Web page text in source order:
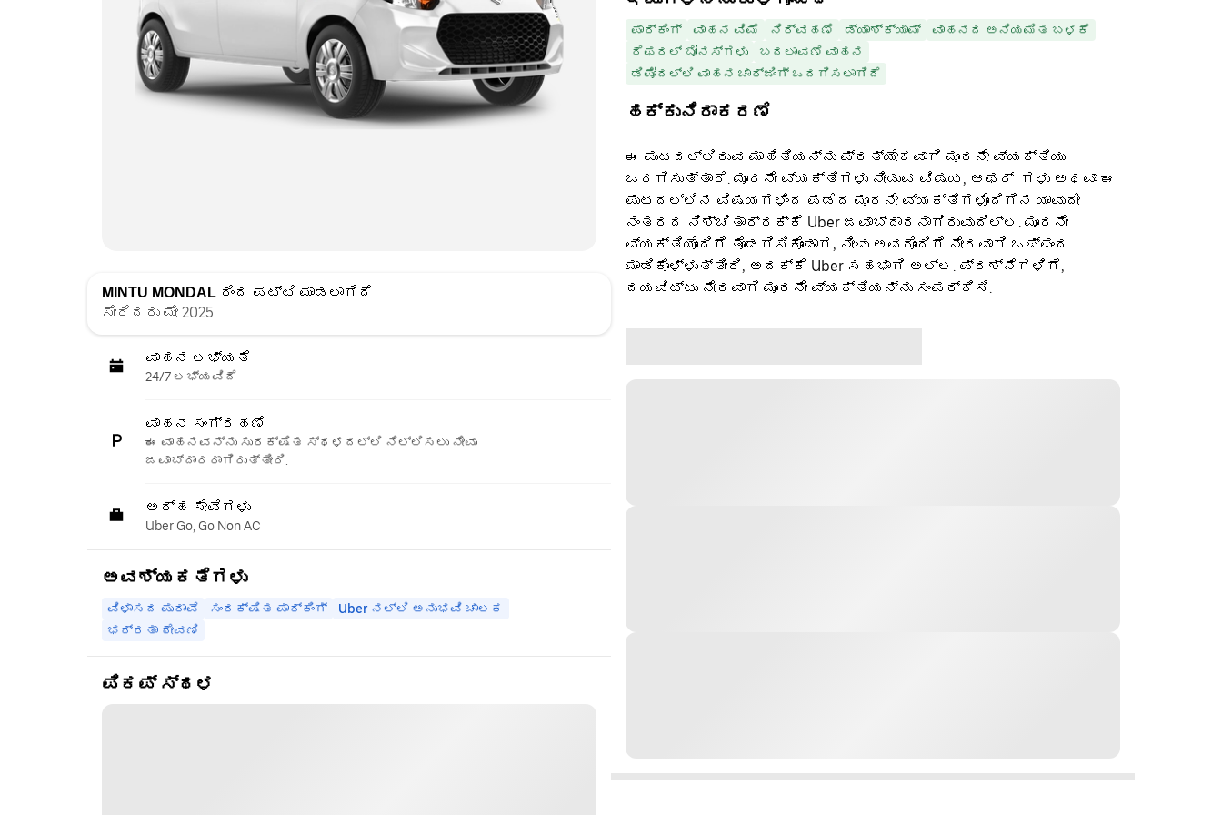
MINTU MONDAL ರಿಂದ ಪಟ್ಟಿ ಮಾಡಲಾಗಿದೆ
ಸೇರಿದರು ಮೇ 2025
ವಾಹನ ಲಭ್ಯತೆ
24/7 ಲಭ್ಯವಿದೆ
ವಾಹನ ಸಂಗ್ರಹಣೆ
ಈ ವಾಹನವನ್ನು ಸುರಕ್ಷಿತ ಸ್ಥಳದಲ್ಲಿ ನಿಲ್ಲಿಸಲು ನೀವು
ಜವಾಬ್ದಾರರಾಗಿರುತ್ತೀರಿ.
ಅರ್ಹ ಸೇವೆಗಳು
Uber Go, Go Non AC
ಅವಶ್ಯಕತೆಗಳು
ವಿಳಾಸದ ಪುರಾವೆ ಸಂರಕ್ಷಿತ ಪಾರ್ಕಿಂಗ್
Uber ನಲ್ಲಿ ಅನುಭವಿ ಚಾಲಕ
ಭದ್ರತಾ ಠೇವಣಿ
ಪಿಕಪ್ ಸ್ಥಳ
ಪಾರ್ಕಿಂಗ್ ವಾಹನ ವಿಮೆ ನಿರ್ವಹಣೆ ಡ್ಯಾಶ್‌ಕ್ಯಾಮ್
ವಾಹನದ ಅನಿಯಮಿತ ಬಳಕೆ
ರೆಫರಲ್ ಬೋನಸ್‌ಗಳು
ಬದಲಾವಣೆ ವಾಹನ
ಡಿಪೋದಲ್ಲಿ ವಾಹನ ಚಾರ್ಜಿಂಗ್ ಒದಗಿಸಲಾಗಿದೆ
ಹಕ್ಕುನಿರಾಕರಣೆ
ಈ ಪುಟದಲ್ಲಿರುವ ಮಾಹಿತಿಯನ್ನು ಪ್ರತ್ಯೇಕವಾಗಿ ಮೂರನೇ ವ್ಯಕ್ತಿಯು
ಒದಗಿಸುತ್ತಾರೆ. ಮೂರನೇ ವ್ಯಕ್ತಿಗಳು ನೀಡುವ ವಿಷಯ, ಆಫರ್ ‌ ಗಳು ಅಥವಾ ಈ
ಪುಟದಲ್ಲಿನ ವಿಷಯಗಳಿಂದ ಪಡೆದ ಮೂರನೇ ವ್ಯಕ್ತಿಗಳೊಂದಿಗಿನ ಯಾವುದೇ
ನಂತರದ ನಿಶ್ಚಿತಾರ್ಥಕ್ಕೆ Uber ಜವಾಬ್ದಾರನಾಗಿರುವುದಿಲ್ಲ. ಮೂರನೇ
ವ್ಯಕ್ತಿಯೊಂದಿಗೆ ತೊಡಗಿಸಿಕೊಂಡಾಗ, ನೀವು ಅವರೊಂದಿಗೆ ನೇರವಾಗಿ ಒಪ್ಪಂದ
ಮಾಡಿಕೊಳ್ಳುತ್ತೀರಿ, ಅದಕ್ಕೆ Uber ಸಹಭಾಗಿ ಅಲ್ಲ. ಪ್ರಶ್ನೆಗಳಿಗೆ,
ದಯವಿಟ್ಟು ನೇರವಾಗಿ ಮೂರನೇ ವ್ಯಕ್ತಿಯನ್ನು ಸಂಪರ್ಕಿಸಿ.